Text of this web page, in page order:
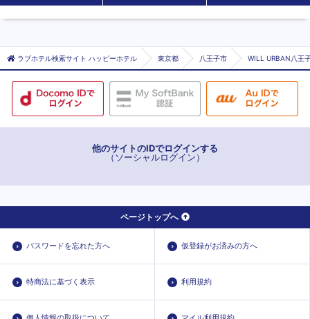
ラブホテル検索サイト ハッピーホテル 東京都 八王子市 WILL URBAN八王
他のサイトのIDでログインする
（ソーシャルログイン）
ページトップへ
パスワードを忘れた方へ 仮登録がお済みの方へ
特商法に基づく表示 利用規約